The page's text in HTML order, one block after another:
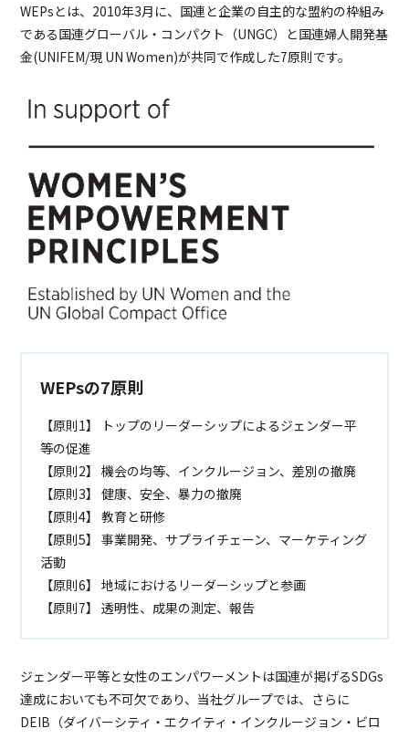
WEPsとは、2010年3月に、国連と企業の自主的な盟約の枠組み
である国連グローバル・コンパクト（UNGC）と国連婦人開発基
金(UNIFEM/現 UN Women)が共同で作成した7原則です。
WEPsの7原則
【原則1】 トップのリーダーシップによるジェンダー平
等の促進
【原則2】 機会の均等、インクルージョン、差別の撤廃
【原則3】 健康、安全、暴力の撤廃
【原則4】 教育と研修
【原則5】 事業開発、サプライチェーン、マーケティング
活動
【原則6】 地域におけるリーダーシップと参画
【原則7】 透明性、成果の測定、報告
ジェンダー平等と女性のエンパワーメントは国連が掲げるSDGs
達成においても不可欠であり、当社グループでは、さらに
DEIB（ダイバーシティ・エクイティ・インクルージョン・ビロ